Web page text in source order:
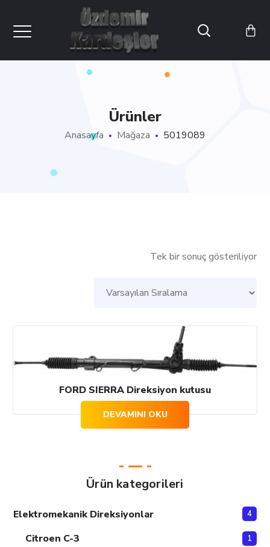
Ürünler
Anasayfa Mağaza 5019089
Tek bir sonuç gösteriliyor
FORD SIERRA Direksiyon kutusu
DEVAMINI OKU
Ürün kategorileri
Elektromekanik Direksiyonlar 4
Citroen C-3 1